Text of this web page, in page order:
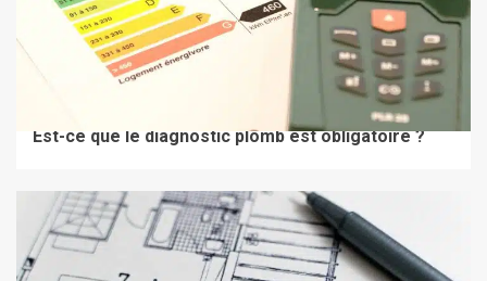
Est-ce que le diagnostic plomb est obligatoire ?